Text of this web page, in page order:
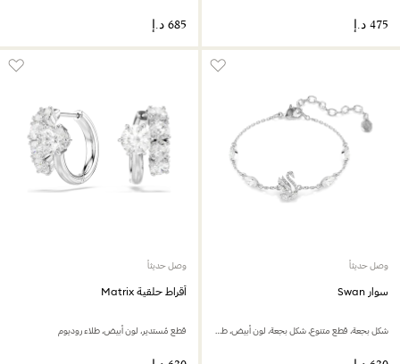
وصل حديثاً
سوار Swan
شكل بجعة، قطع متنوع، شكل بجعة، لون أبيض، طلاء روديوم
وصل حديثاً
أقراط حلقية Matrix
قطع مُستدير، لون أبيض، طلاء روديوم